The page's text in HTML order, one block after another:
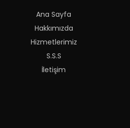
Ana Sayfa
Hakkımızda
Hizmetlerimiz
S.S.S
İletişim